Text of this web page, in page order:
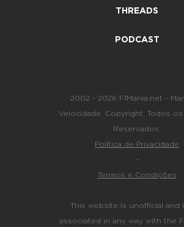
THREADS
PODCAST
2002 - 2026 F1Mania.net -
Velocidade. Copyright. Todos
Reservados.
Política de Privacidade
-
Termos e Condições
This website is unofficial and
associated in any way with the